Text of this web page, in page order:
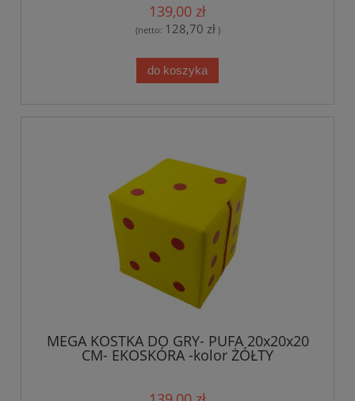
139,00 zł
(netto: 128,70 zł)
do koszyka
MEGA KOSTKA DO GRY- PUFA 20x20x20
CM- EKOSKÓRA -kolor ŻÓŁTY